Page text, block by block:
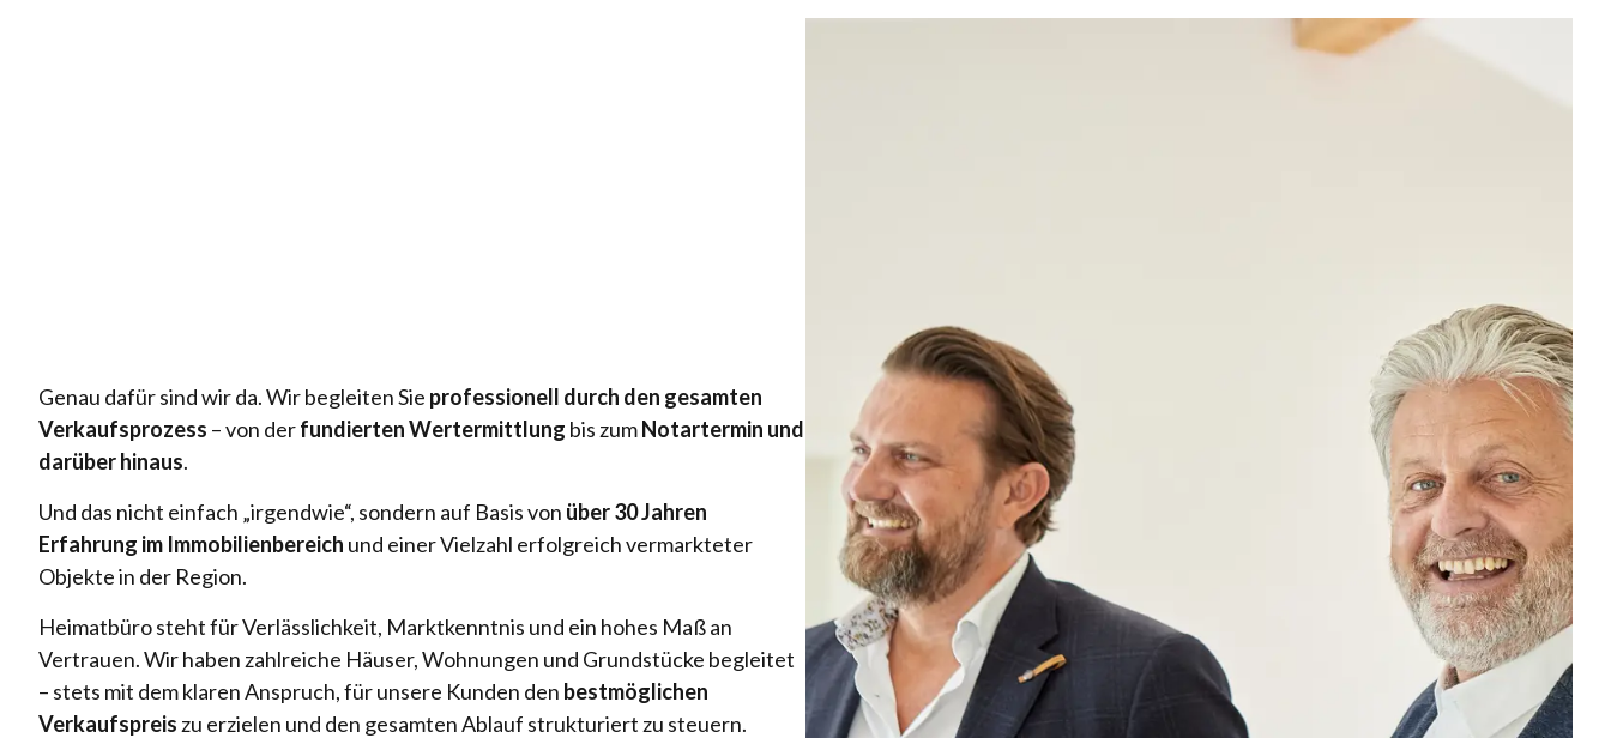
Genau dafür sind wir da. Wir begleiten Sie professionell durch den gesamten
Verkaufsprozess – von derfundierten Wertermittlung bis zumNotartermin und
darüber hinaus.
Und das nicht einfach „irgendwie“, sondern auf Basis von über 30 Jahren
Erfahrung im Immobilienbereich und einer Vielzahl erfolgreich vermarkteter
Objekte in der Region.
Heimatbüro steht für Verlässlichkeit, Marktkenntnis und ein hohes Maß an
Vertrauen. Wir haben zahlreiche Häuser, Wohnungen und Grundstücke begleitet
– stets mit dem klaren Anspruch, für unsere Kunden den bestmöglichen
Verkaufspreis zu erzielen und den gesamten Ablauf strukturiert zu steuern.